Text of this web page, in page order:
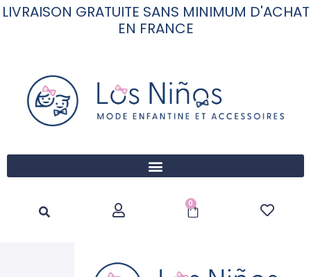
LIVRAISON GRATUITE SANS MINIMUM D'ACHAT
EN FRANCE
0